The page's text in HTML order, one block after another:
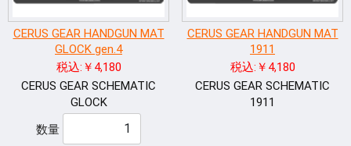
CERUS GEAR HANDGUN MAT
GLOCK gen.4
税込:￥4,180
CERUS GEAR SCHEMATIC
GLOCK
数量
CERUS GEAR HANDGUN MAT
1911
税込:￥4,180
CERUS GEAR SCHEMATIC
1911